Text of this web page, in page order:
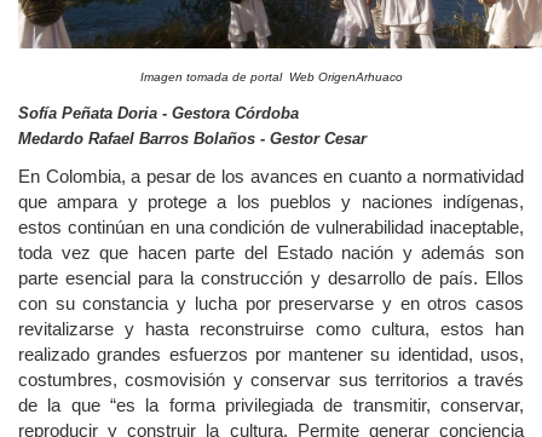
Imagen tomada de portal Web OrigenArhuaco
Sofía Peñata Doria - Gestora Córdoba
Medardo Rafael Barros Bolaños - Gestor Cesar
En Colombia, a pesar de los avances en cuanto a normatividad
que ampara y protege a los pueblos y naciones indígenas,
estos continúan en una condición de vulnerabilidad inaceptable,
toda vez que hacen parte del Estado nación y además son
parte esencial para la construcción y desarrollo de país. Ellos
con su constancia y lucha por preservarse y en otros casos
revitalizarse y hasta reconstruirse como cultura, estos han
realizado grandes esfuerzos por mantener su identidad, usos,
costumbres, cosmovisión y conservar sus territorios a través
de la que “es la forma privilegiada de transmitir, conservar,
reproducir y construir la cultura. Permite generar conciencia